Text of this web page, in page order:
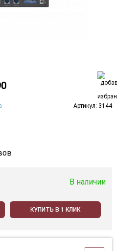
Артикул: 3144
В наличии
КУПИТЬ В 1 КЛИК